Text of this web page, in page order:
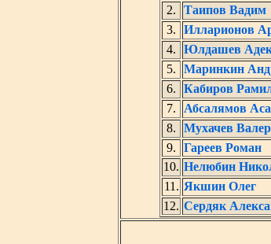
2.
Таипов Вадим
3.
Илларионов
4.
Юлдашев
5.
Маринкин
6.
Кабиров
7.
Абсалямов
8.
Мухачев
9.
Гареев Роман
10. Нелюбин
11. Якшин Олег
12. Сердяк